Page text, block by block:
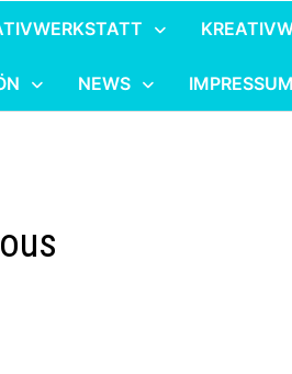
NEWS